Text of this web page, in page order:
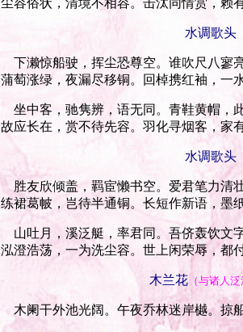
尘容俗状，清境不相容。击汰同情赏，赖
水调歌头
下濑惊船驶，挥尘恐尊空。谁吹尺八寥
蒲萄涨绿，夜漏尽移铜。回棹携红袖，一
坐中客，驰隽辨，语无同。青鞋黄帽，
故应长在，赏不待先容。羽化寻烟客，家
水调歌头
胜友欣倾盖，羁宦懒书空。爱君笔力清
练裙葛帔，岂待半通铜。长短作新语，墨
山吐月，溪泛艇，率君同。吾侪轰饮文
泓澄浩荡，一为洗尘容。世上闲荣辱，都
木兰花（与诸人泛
木阑干外池光阔。午夜乔林迷岸樾。掠